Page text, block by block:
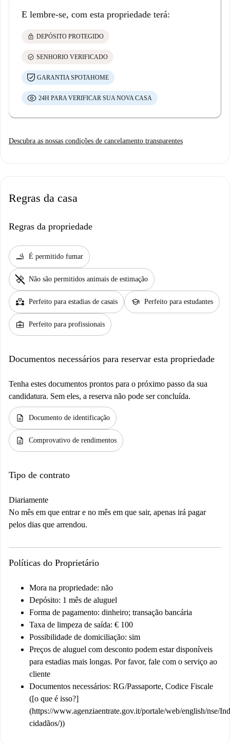
E lembre-se, com esta propriedade terá:
lock DEPÓSITO PROTEGIDO
check_circle SENHORIO VERIFICADO
GARANTIA SPOTAHOME
24H PARA VERIFICAR SUA NOVA CASA
Descubra as nossas condições de cancelamento transparentes
Regras da casa
Regras da propriedade
smoking_rooms É permitido fumar
pet_supplies Não são permitidos animais de estimação
partner_heart Perfeito para estadias de casais school Perfeito para estudantes
business_center Perfeito para profissionais
Documentos necessários para reservar esta propriedade
Tenha estes documentos prontos para o próximo passo da sua
candidatura. Sem eles, a reserva não pode ser concluída.
description Documento de identificação
description Comprovativo de rendimentos
Tipo de contrato
Diariamente
No mês em que entrar e no mês em que sair, apenas irá pagar
pelos dias que arrendou.
Políticas do Proprietário
Mora na propriedade: não
Depósito: 1 mês de aluguel
Forma de pagamento: dinheiro; transação bancária
Taxa de limpeza de saída: € 100
Possibilidade de domiciliação: sim
Preços de aluguel com desconto podem estar disponíveis
para estadias mais longas. Por favor, fale com o serviço ao
cliente
Documentos necessários: RG/Passaporte, Codice Fiscale
([o que é isso?]
(https://www.agenziaentrate.gov.it/portale/web/english/nse/
cidadãos/))